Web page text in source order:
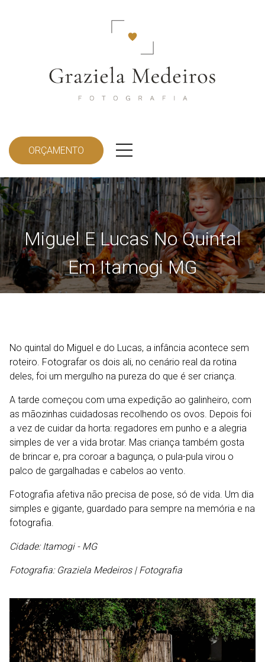
ORÇAMENTO
Miguel E Lucas No Quintal
Em Itamogi MG
No quintal do Miguel e do Lucas, a infância acontece sem
roteiro. Fotografar os dois ali, no cenário real da rotina
deles, foi um mergulho na pureza do que é ser criança.
A tarde começou com uma expedição ao galinheiro, com
as mãozinhas cuidadosas recolhendo os ovos. Depois foi
a vez de cuidar da horta: regadores em punho e a alegria
simples de ver a vida brotar. Mas criança também gosta
de brincar e, pra coroar a bagunça, o pula-pula virou o
palco de gargalhadas e cabelos ao vento.
Fotografia afetiva não precisa de pose, só de vida. Um dia
simples e gigante, guardado para sempre na memória e na
fotografia.
Cidade: Itamogi - MG
Fotografia: Graziela Medeiros | Fotografia